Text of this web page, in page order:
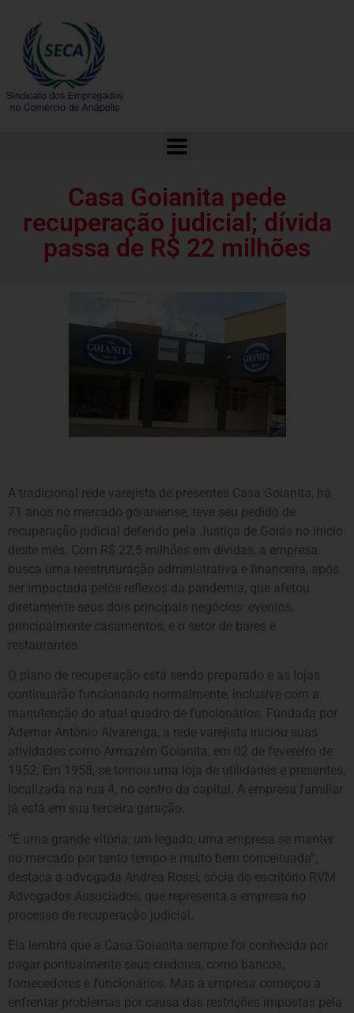
Casa Goianita pede
recuperação judicial; dívida
passa de R$ 22 milhões
A tradicional rede varejista de presentes Casa Goianita, há
71 anos no mercado goianiense, teve seu pedido de
recuperação judicial deferido pela Justiça de Goiás no início
deste mês. Com R$ 22,5 milhões em dívidas, a empresa
busca uma reestruturação administrativa e financeira, após
ser impactada pelos reflexos da pandemia, que afetou
diretamente seus dois principais negócios: eventos,
principalmente casamentos, e o setor de bares e
restaurantes.
O plano de recuperação está sendo preparado e as lojas
continuarão funcionando normalmente, inclusive com a
manutenção do atual quadro de funcionários. Fundada por
Ademar Antônio Alvarenga, a rede varejista iniciou suas
atividades como Armazém Goianita, em 02 de fevereiro de
1952. Em 1958, se tornou uma loja de utilidades e presentes,
localizada na rua 4, no centro da capital. A empresa familiar
já está em sua terceira geração.
“É uma grande vitória, um legado, uma empresa se manter
no mercado por tanto tempo e muito bem conceituada”,
destaca a advogada Andrea Rossi, sócia do escritório RVM
Advogados Associados, que representa a empresa no
processo de recuperação judicial.
Ela lembra que a Casa Goianita sempre foi conhecida por
pagar pontualmente seus credores, como bancos,
fornecedores e funcionários. Mas a empresa começou a
enfrentar problemas por causa das restrições impostas pela